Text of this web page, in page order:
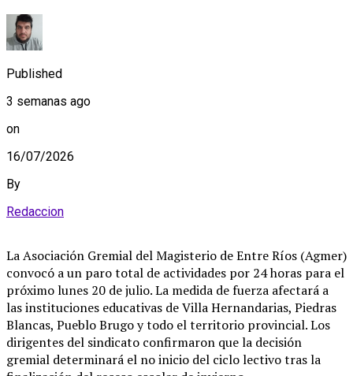
Published
3 semanas ago
on
16/07/2026
By
Redaccion
La Asociación Gremial del Magisterio de Entre Ríos (Agmer)
convocó a un paro total de actividades por 24 horas para el
próximo lunes 20 de julio. La medida de fuerza afectará a
las instituciones educativas de Villa Hernandarias, Piedras
Blancas, Pueblo Brugo y todo el territorio provincial. Los
dirigentes del sindicato confirmaron que la decisión
gremial determinará el no inicio del ciclo lectivo tras la